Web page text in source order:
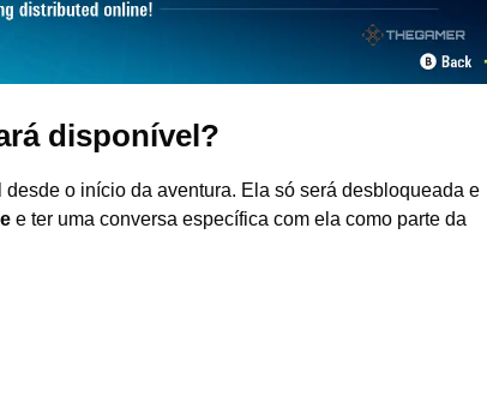
disponível?
desde o início da aventura. Ela só será desbloqueada e
e ter uma conversa específica com ela como parte da